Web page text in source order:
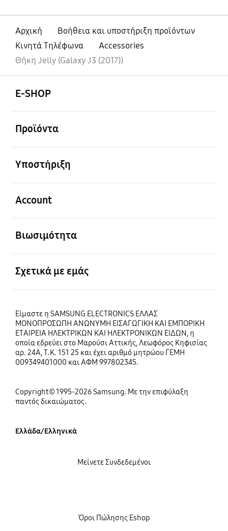
Αρχική
Βοήθεια και υποστήριξη προϊόντων
Κινητά Τηλέφωνα
Accessories
Θήκη Jelly (Galaxy J3 (2017))
E-SHOP
Προϊόντα
Υποστήριξη
Account
Βιωσιμότητα
Σχετικά με εμάς
Είμαστε η SAMSUNG ELECTRONICS ΕΛΛΑΣ
ΜΟΝΟΠΡΟΣΩΠΗ ΑΝΩΝΥΜΗ ΕΙΣΑΓΩΓΙΚΗ ΚΑΙ ΕΜΠΟΡΙΚΗ
ΕΤΑΙΡΕΙΑ ΗΛΕΚΤΡΙΚΩΝ ΚΑΙ ΗΛΕΚΤΡΟΝΙΚΩΝ ΕΙΔΩΝ, η
οποία εδρεύει στο Μαρούσι Αττικής, Λεωφόρος Κηφισίας
αρ. 24Α, Τ.Κ. 151 25 και έχει αριθμό μητρώου ΓΕΜΗ
009349401000 και ΑΦΜ 997802345.
Copyright© 1995-2026 Samsung. Με την επιφύλαξη
παντός δικαιώματος.
Ελλάδα/Ελληνικά
Όροι Πώλησης Eshop
Μείνετε Συνδεδεμένοι